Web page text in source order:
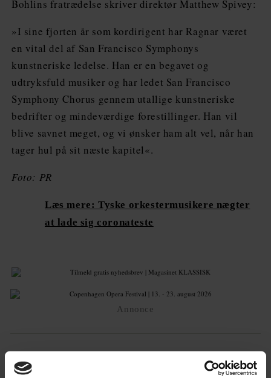
Bohlins fratrædelse skriver direktør Matthew Spivey:
»I sine fjorten år som kordirigent har Ragnar været
en vital del af San Francisco Symphonys
kunstneriske ledelse. Han er en begavet og
udtryksfuld musiker og har ledet San Francisco
Symphony Chorus gennem utallige kunstneriske
bedrifter og mindeværdige forestillinger. Han vil
blive savnet meget, og vi ønsker ham alt vel, når han
tager hul på sit næste kapitel«.
Foto: PR
Læs mere: Tyske orkestermusikere nægter
at lade sig coronateste
Annonce
FLERE NYHEDER